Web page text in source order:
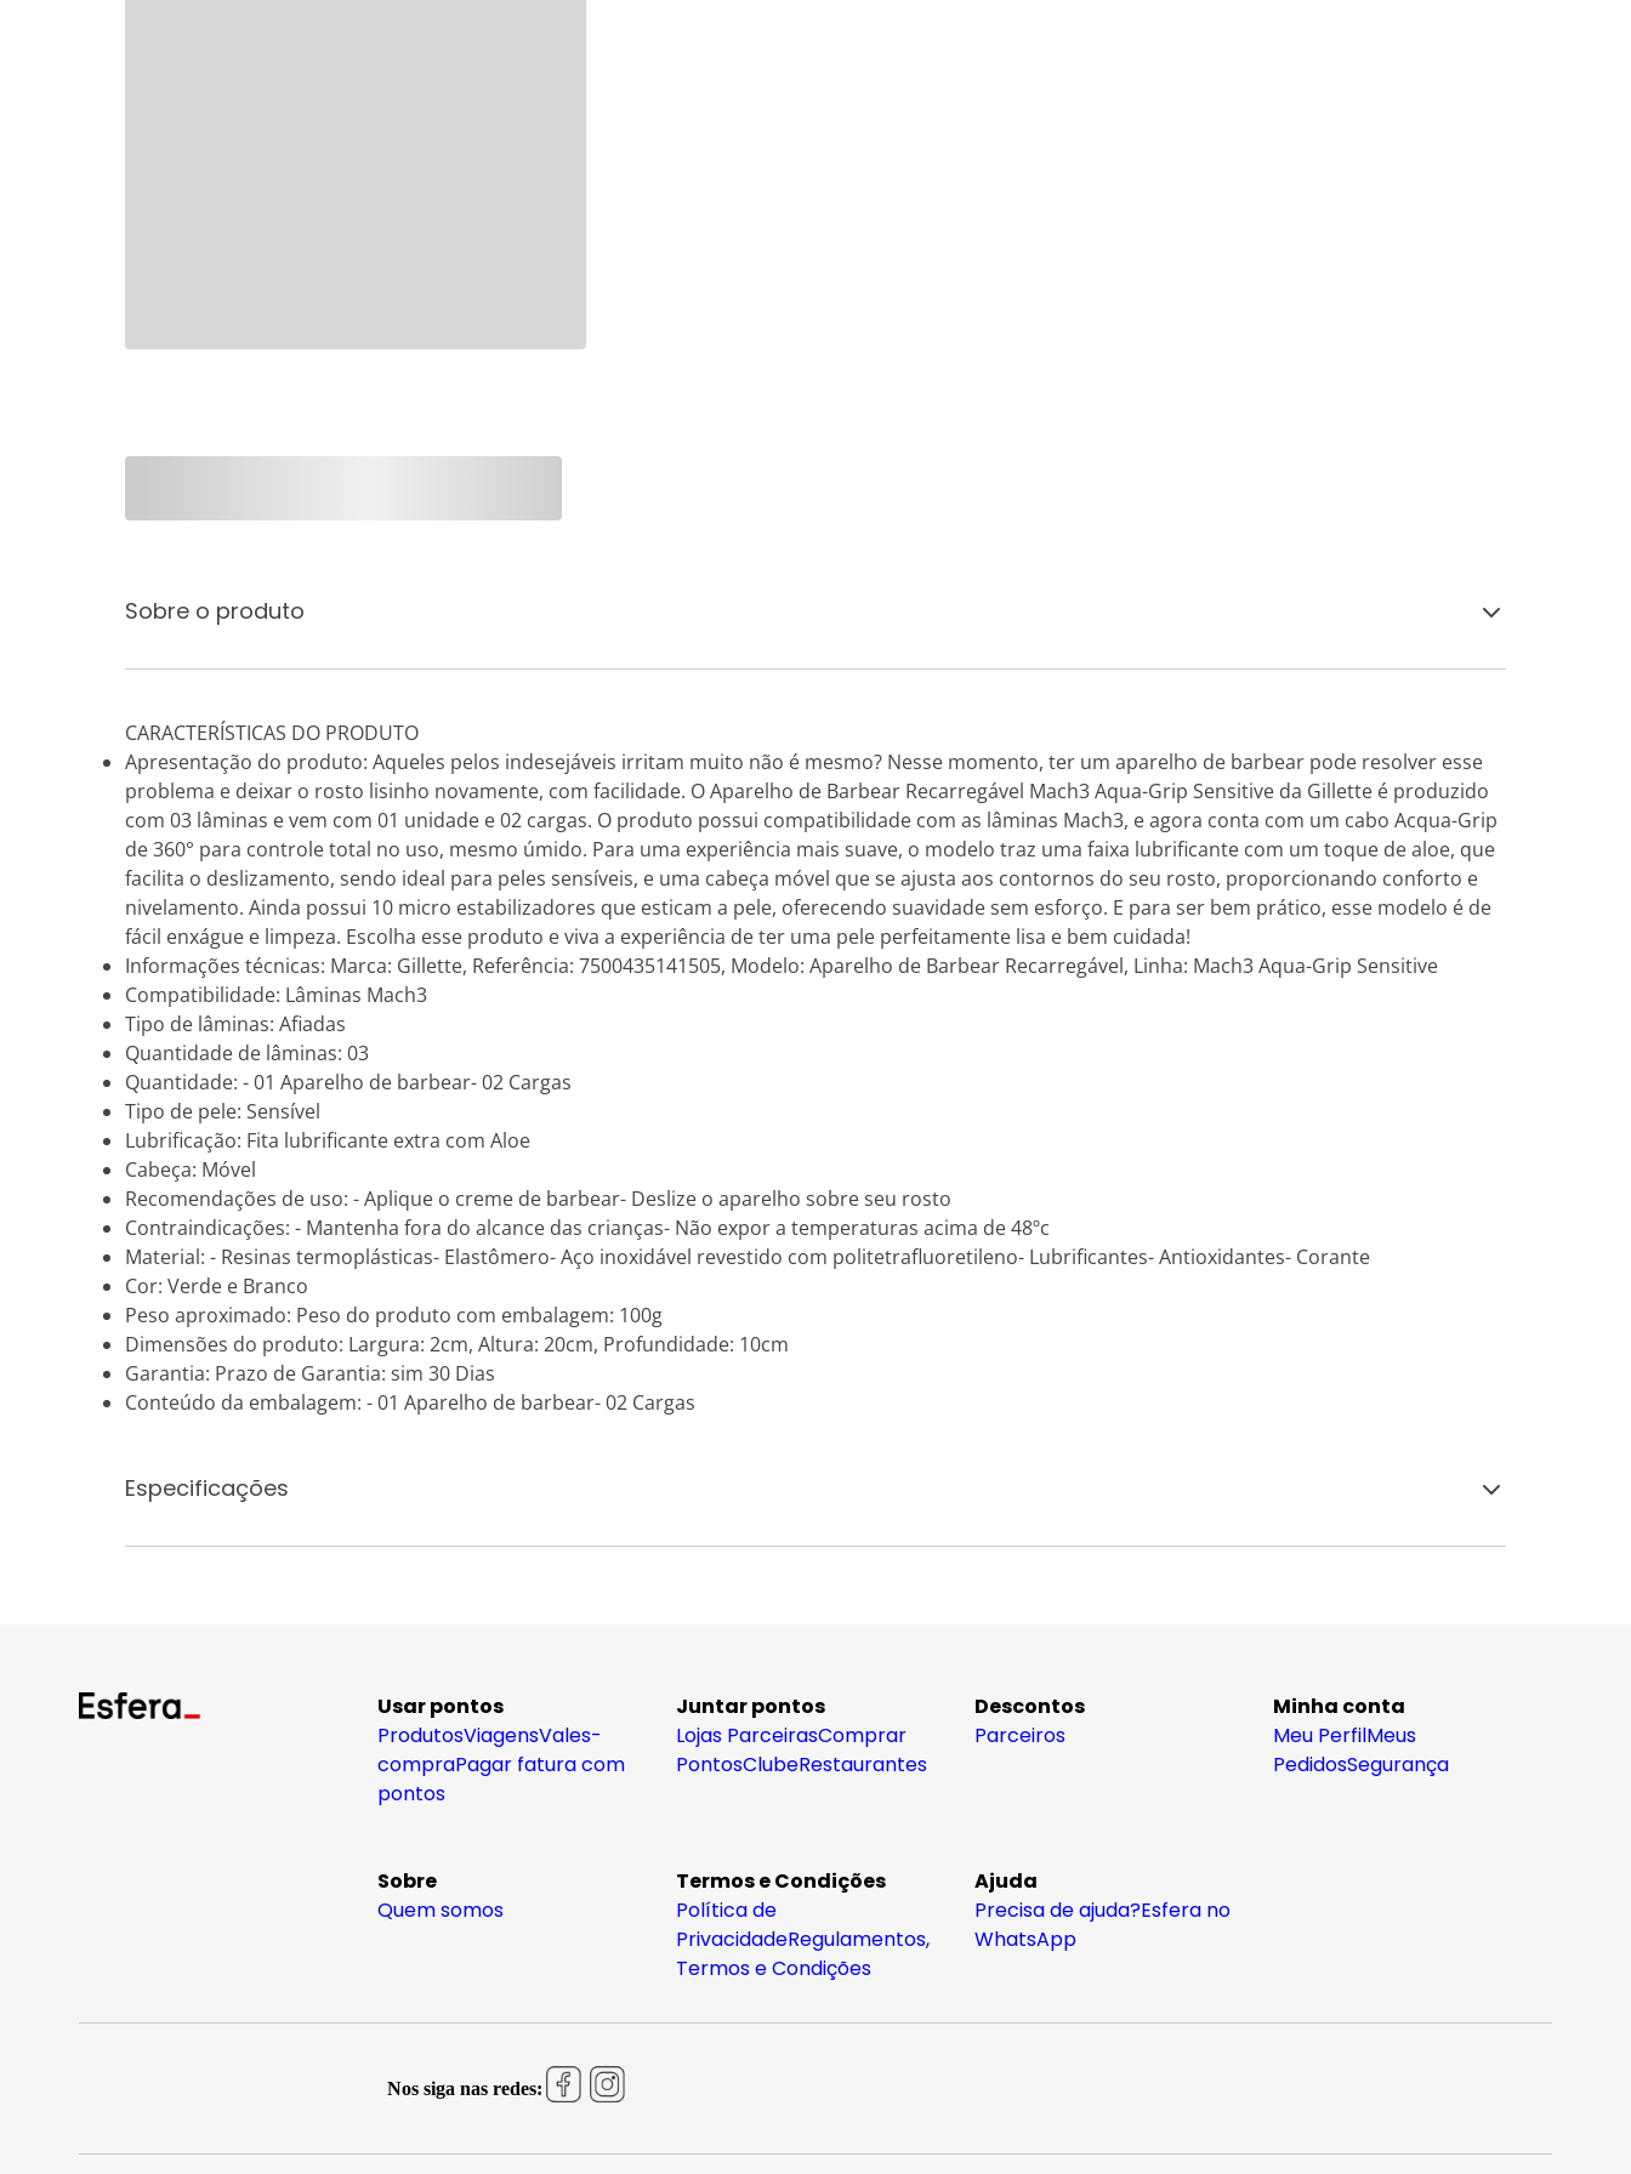
Sobre o produto
CARACTERÍSTICAS DO PRODUTO
Apresentação do produto: Aqueles pelos indesejáveis irritam muito não é mesmo? Nesse momento, ter um aparelho de barbear pode resolver esse
problema e deixar o rosto lisinho novamente, com facilidade. O Aparelho de Barbear Recarregável Mach3 Aqua-Grip Sensitive da Gillette é produzido
com 03 lâminas e vem com 01 unidade e 02 cargas. O produto possui compatibilidade com as lâminas Mach3, e agora conta com um cabo Acqua-Grip
de 360° para controle total no uso, mesmo úmido. Para uma experiência mais suave, o modelo traz uma faixa lubrificante com um toque de aloe, que
facilita o deslizamento, sendo ideal para peles sensíveis, e uma cabeça móvel que se ajusta aos contornos do seu rosto, proporcionando conforto e
nivelamento. Ainda possui 10 micro estabilizadores que esticam a pele, oferecendo suavidade sem esforço. E para ser bem prático, esse modelo é de
fácil enxágue e limpeza. Escolha esse produto e viva a experiência de ter uma pele perfeitamente lisa e bem cuidada!
Informações técnicas: Marca: Gillette, Referência: 7500435141505, Modelo: Aparelho de Barbear Recarregável, Linha: Mach3 Aqua-Grip Sensitive
Compatibilidade: Lâminas Mach3
Tipo de lâminas: Afiadas
Quantidade de lâminas: 03
Quantidade: - 01 Aparelho de barbear- 02 Cargas
Tipo de pele: Sensível
Lubrificação: Fita lubrificante extra com Aloe
Cabeça: Móvel
Recomendações de uso: - Aplique o creme de barbear- Deslize o aparelho sobre seu rosto
Contraindicações: - Mantenha fora do alcance das crianças- Não expor a temperaturas acima de 48ºc
Material: - Resinas termoplásticas- Elastômero- Aço inoxidável revestido com politetrafluoretileno- Lubrificantes- Antioxidantes- Corante
Cor: Verde e Branco
Peso aproximado: Peso do produto com embalagem: 100g
Dimensões do produto: Largura: 2cm, Altura: 20cm, Profundidade: 10cm
Garantia: Prazo de Garantia: sim 30 Dias
Conteúdo da embalagem: - 01 Aparelho de barbear- 02 Cargas
Especificações
Usar pontos
ProdutosViagensVales-
compraPagar fatura com
pontos
Juntar pontos
Lojas ParceirasComprar
PontosClubeRestaurantes
Descontos
Parceiros
Minha conta
Meu PerfilMeus
PedidosSegurança
Sobre
Quem somos
Termos e Condições
Política de
PrivacidadeRegulamentos,
Termos e Condições
Ajuda
Precisa de ajuda?Esfera no
WhatsApp
Nos siga nas redes: